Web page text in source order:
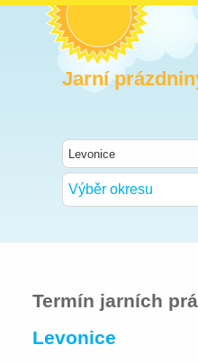
Jarní
Výběr okresu
Termín jarních
Levonice